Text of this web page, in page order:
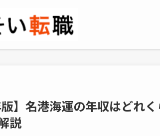
版】名港海運の年収はどれ
説